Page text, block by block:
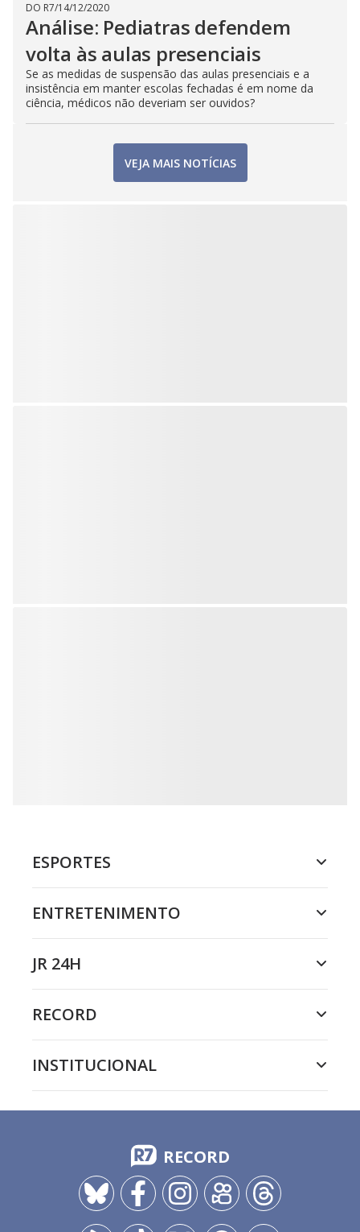
DO R7/14/12/2020
Análise: Pediatras defendem
volta às aulas presenciais
Se as medidas de suspensão das aulas presenciais e a
insistência em manter escolas fechadas é em nome da
ciência, médicos não deveriam ser ouvidos?
VEJA MAIS NOTÍCIAS
ESPORTES
ENTRETENIMENTO
JR 24H
RECORD
INSTITUCIONAL
RECORD